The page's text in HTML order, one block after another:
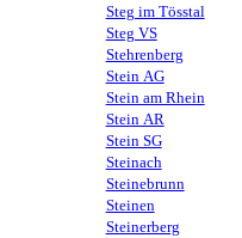
Steg im Tösstal
Steg VS
Stehrenberg
Stein AG
Stein am Rhein
Stein AR
Stein SG
Steinach
Steinebrunn
Steinen
Steinerberg